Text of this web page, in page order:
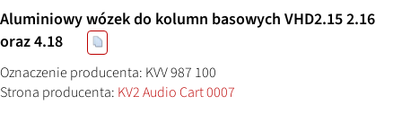
Aluminiowy wózek do kolumn basowych VHD2.15 2.16
oraz 4.18
Oznaczenie producenta: KVV 987 100
Strona producenta: KV2 Audio Cart 0007